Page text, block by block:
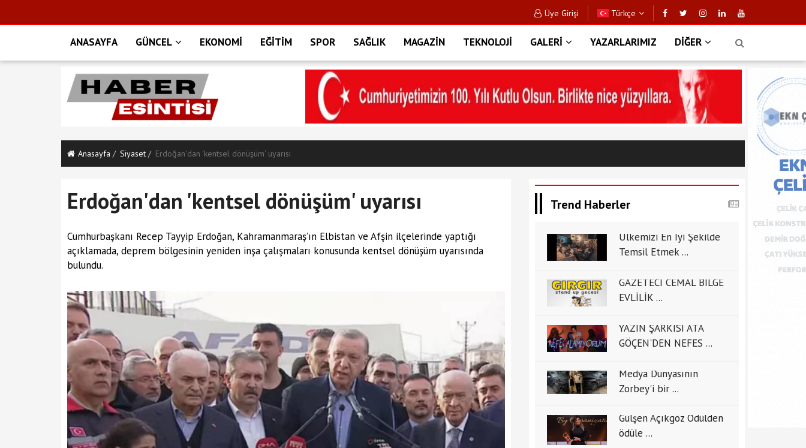
Üye Girişi Türkçe
ANASAYFA GÜNCEL EKONOMİ EĞİTİM SPOR SAĞLIK MAGAZİN TEKNOLOJİ GALERİ YAZARLARIMIZ DİĞER
Anasayfa Siyaset Erdoğan'dan 'kentsel dönüşüm' uyarısı
Erdoğan'dan 'kentsel dönüşüm' uyarısı
Cumhurbaşkanı Recep Tayyip Erdoğan, Kahramanmaraş’ın Elbistan ve Afşin ilçelerinde yaptığı
açıklamada, deprem bölgesinin yeniden inşa çalışmaları konusunda kentsel dönüşüm uyarısında
bulundu.
Trend Haberler
Ülkemizi En İyi Şekilde
Temsil Etmek ...
GAZETECİ CEMAL BİLGE
EVLİLİK ...
YAZIN ŞARKISI ATA
GÖÇEN'DEN NEFES ...
Medya Dünyasının
Zorbey'i bir ...
Gülşen Açıkgöz Ödülden
ödüle ...